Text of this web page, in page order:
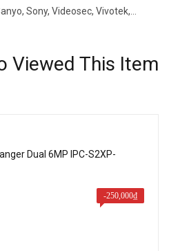
Sony, Videosec, Vivotek,…
Viewed This Item
Dual 6MP IPC-S2XP-
-250,000₫